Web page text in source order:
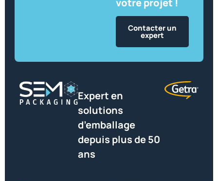
votre projet !
Contacter un
expert
Expert en
solutions
d’emballage
depuis plus de 50
ans